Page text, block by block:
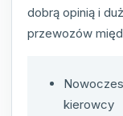
dobrą opinią i
przewozów
kierowcy